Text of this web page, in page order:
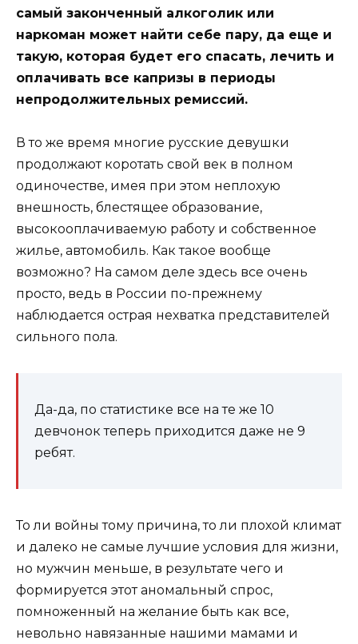
самый законченный алкоголик или
наркоман может найти себе пару, да еще и
такую, которая будет его спасать, лечить и
оплачивать все капризы в периоды
непродолжительных ремиссий.
В то же время многие русские девушки
продолжают коротать свой век в полном
одиночестве, имея при этом неплохую
внешность, блестящее образование,
высокооплачиваемую работу и собственное
жилье, автомобиль. Как такое вообще
возможно? На самом деле здесь все очень
просто, ведь в России по-прежнему
наблюдается острая нехватка представителей
сильного пола.
Да-да, по статистике все на те же 10
девчонок теперь приходится даже не 9
ребят.
То ли войны тому причина, то ли плохой климат
и далеко не самые лучшие условия для жизни,
но мужчин меньше, в результате чего и
формируется этот аномальный спрос,
помноженный на желание быть как все,
невольно навязанные нашими мамами и